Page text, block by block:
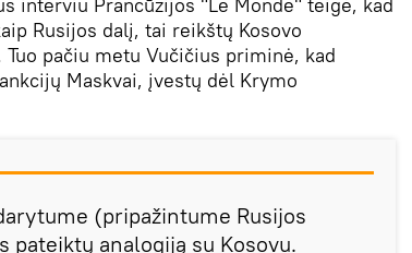
Rusijos dalį, tai reikštų Kosovo
pačiu metu Vučičius priminė, kad
Maskvai, įvestų dėl Krymo
(pripažintume Rusijos
analogiją su Kosovu.